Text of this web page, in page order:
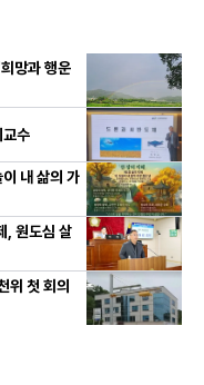
망과 행운
교수
내 삶의 가
, 원도심 살
위 첫 회의